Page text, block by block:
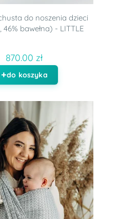
do noszenia dzieci
bawełna) - LITTLE
870.00 zł
do koszyka